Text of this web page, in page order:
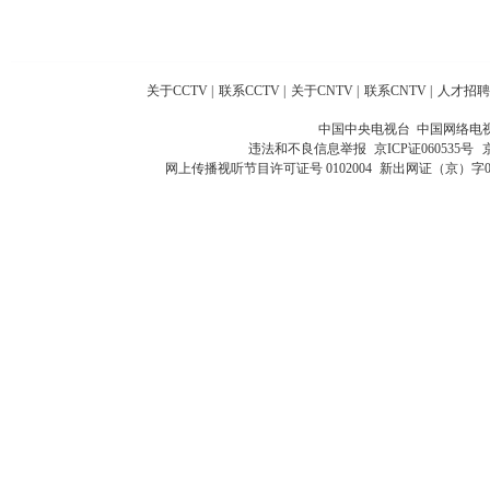
关于CCTV 联系CCTV 关于CNTV 联系CNTV 人才招聘
中国中央电视台 中国网络电
违法和不良信息举报 京ICP证060535号
网上传播视听节目许可证号 0102004 新出网证（京）